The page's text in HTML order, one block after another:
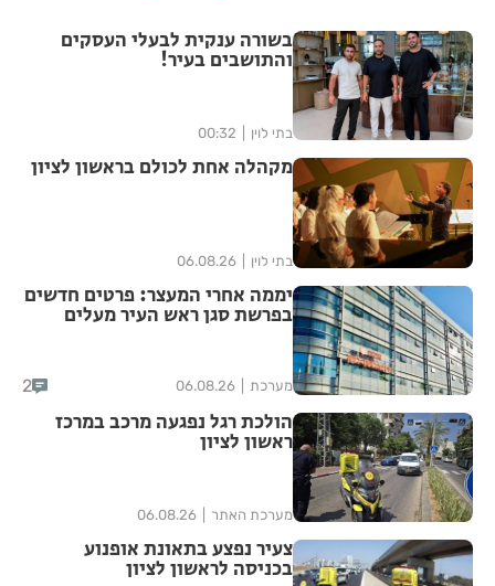
בשורה ענקית לבעלי העסקים
והתושבים בעיר!
בתי לוין 00:32
מקהלה אחת לכולם בראשון לציון
בתי לוין 06.08.26
יממה אחרי המעצר: פרטים חדשים
בפרשת סגן ראש העיר מעלים
מערכת 06.08.26
2
הולכת רגל נפגעה מרכב במרכז
ראשון לציון
מערכת האתר 06.08.26
צעיר נפצע בתאונת אופנוע
בכניסה לראשון לציון